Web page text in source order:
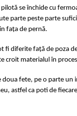
se închide cu
parte peste parte
fața de pernă.
fi diferite față de poza
croit materialul în
doua fete, pe o parte un
astfel ca poti de